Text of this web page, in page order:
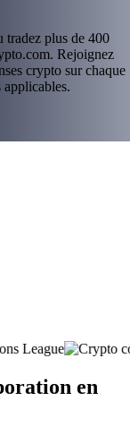
tradez plus de 400
Rejoignez
crypto sur chaque
en